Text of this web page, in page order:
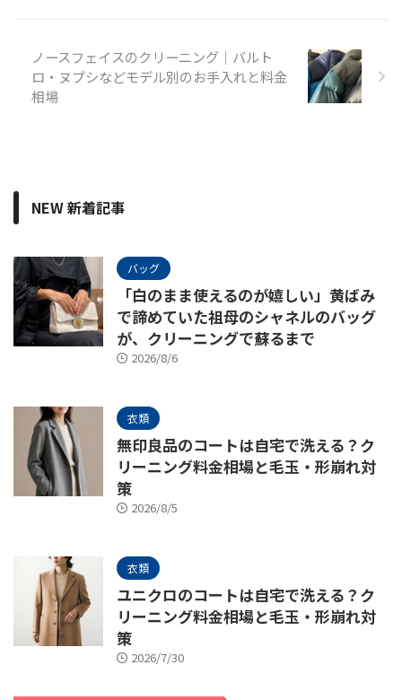
ノースフェイスのクリーニング｜バルト
ロ・ヌプシなどモデル別のお手入れと料金
相場
NEW 新着記事
バッグ
「白のまま使えるのが嬉しい」黄ばみ
で諦めていた祖母のシャネルのバッグ
が、クリーニングで蘇るまで
2026/8/6
衣類
無印良品のコートは自宅で洗える？ク
リーニング料金相場と毛玉・形崩れ対
策
2026/8/5
衣類
ユニクロのコートは自宅で洗える？ク
リーニング料金相場と毛玉・形崩れ対
策
2026/7/30